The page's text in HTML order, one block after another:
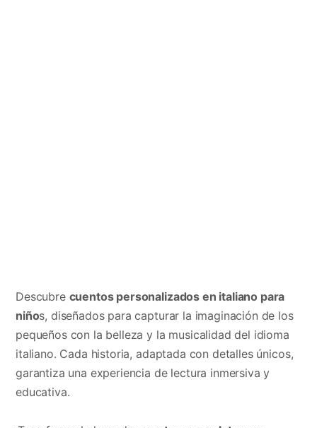
Descubre cuentos personalizados en italiano para
niños, diseñados para capturar la imaginación de los
pequeños con la belleza y la musicalidad del idioma
italiano. Cada historia, adaptada con detalles únicos,
garantiza una experiencia de lectura inmersiva y
educativa.